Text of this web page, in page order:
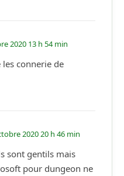
2020 13 h 54 min
connerie de
2020 20 h 46 min
sont gentils mais
pour dungeon ne